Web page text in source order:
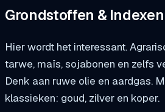
Grondstoffen & Indexen
Hier wordt het interessant.
tarwe, maïs, sojabonen en zelfs
Denk aan ruwe olie en aardgas.
klassieken: goud, zilver en koper.